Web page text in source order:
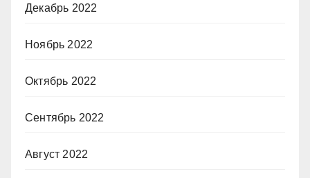
Декабрь 2022
Ноябрь 2022
Октябрь 2022
Сентябрь 2022
Август 2022